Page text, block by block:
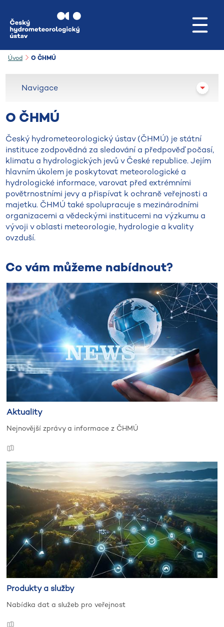
Úvod O ČHMÚ
O ČHMÚ
Český hydrometeorologický ústav (ČHMÚ) je státní
instituce zodpovědná za sledování a předpověď počasí,
klimatu a hydrologických jevů v České republice. Jejím
hlavním úkolem je poskytovat meteorologické a
hydrologické informace, varovat před extrémními
povětrnostními jevy a přispívat k ochraně veřejnosti a
majetku. ČHMÚ také spolupracuje s mezinárodními
organizacemi a vědeckými institucemi na výzkumu a
vývoji v oblasti meteorologie, hydrologie a kvality
ovzduší.
Co vám můžeme nabídnout?
Aktuality
Nejnovější zprávy a informace z ČHMÚ
Produkty a služby
Nabídka dat a služeb pro veřejnost
Navigace